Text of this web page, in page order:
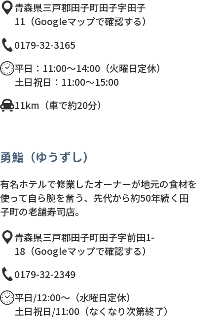
青森県三戸郡田子町田子字田子
11（Googleマップで確認する）
0179-32-3165
平日：11:00～14:00（火曜日定休）
土日祝日：11:00～15:00
11km（車で約20分）
勇鮨（ゆうずし）
有名ホテルで修業したオーナーが地元の食材を
使って自ら腕を奮う、先代から約50年続く田
子町の老舗寿司店。
青森県三戸郡田子町田子字前田1-
18（Googleマップで確認する）
0179-32-2349
平日/12:00～（水曜日定休）
土日祝日/11:00（なくなり次第終了）